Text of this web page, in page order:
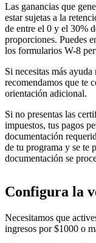
Las ganancias que
estar sujetas a la
de entre el 0 y el 30%
proporciones. Puedes
los formularios W-8
Si necesitas más
recomendamos que te
orientación adicional.
Si no presentas las
impuestos, tus pagos
documentación
de tu programa y se te
documentación se
Configura la
Necesitamos que
ingresos por $1000 o